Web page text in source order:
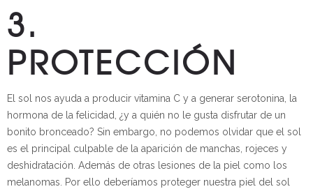
3.
PROTECCIÓN
El sol nos ayuda a producir vitamina C y a generar serotonina, la
hormona de la felicidad, ¿y a quién no le gusta disfrutar de un
bonito bronceado? Sin embargo, no podemos olvidar que el sol
es el principal culpable de la aparición de manchas, rojeces y
deshidratación. Además de otras lesiones de la piel como los
melanomas. Por ello deberíamos proteger nuestra piel del sol